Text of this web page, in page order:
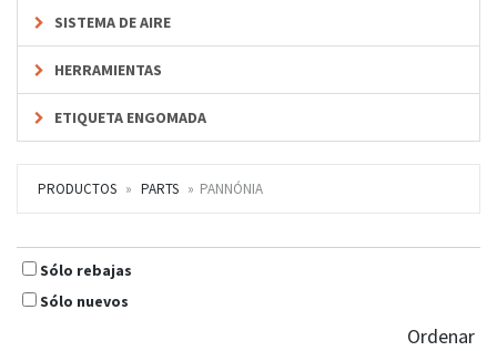
SISTEMA DE AIRE
HERRAMIENTAS
ETIQUETA ENGOMADA
PRODUCTOS PARTS PANNÓNIA
Sólo rebajas
Sólo nuevos
Ordenar